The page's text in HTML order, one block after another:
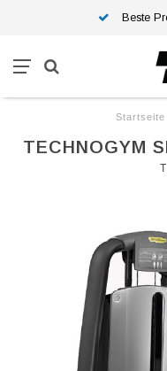
Beste
Startseite
TECHNOGYM